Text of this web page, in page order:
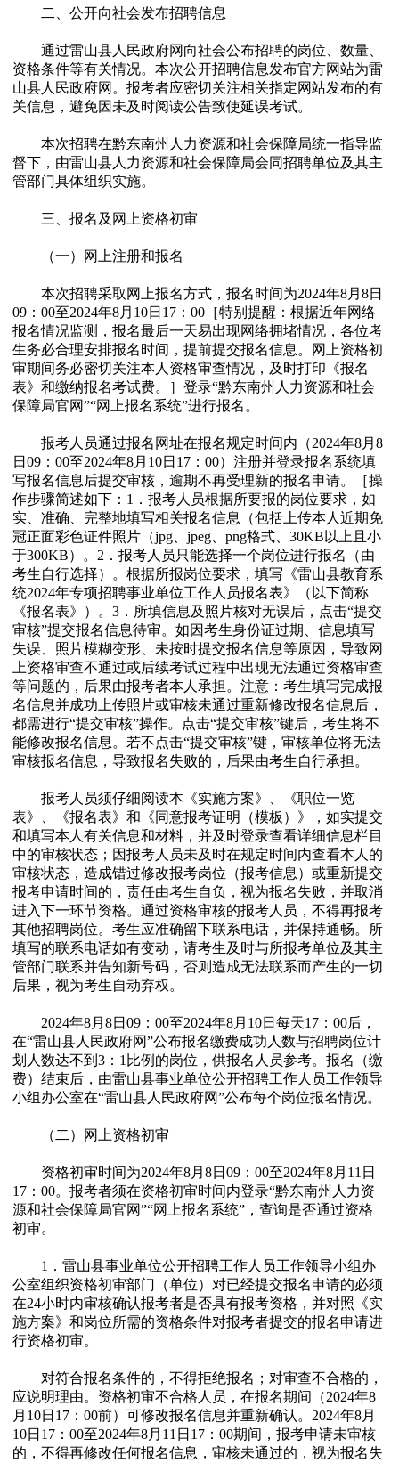
二、公开向社会发布招聘信息
通过雷山县人民政府网向社会公布招聘的岗位、数量、
资格条件等有关情况。本次公开招聘信息发布官方网站为雷
山县人民政府网。报考者应密切关注相关指定网站发布的有
关信息，避免因未及时阅读公告致使延误考试。
本次招聘在黔东南州人力资源和社会保障局统一指导监
督下，由雷山县人力资源和社会保障局会同招聘单位及其主
管部门具体组织实施。
三、报名及网上资格初审
（一）网上注册和报名
本次招聘采取网上报名方式，报名时间为2024年8月8日
09：00至2024年8月10日17：00［特别提醒：根据近年网络
报名情况监测，报名最后一天易出现网络拥堵情况，各位考
生务必合理安排报名时间，提前提交报名信息。网上资格初
审期间务必密切关注本人资格审查情况，及时打印《报名
表》和缴纳报名考试费。］登录“黔东南州人力资源和社会
保障局官网”“网上报名系统”进行报名。
报考人员通过报名网址在报名规定时间内（2024年8月8
日09：00至2024年8月10日17：00）注册并登录报名系统填
写报名信息后提交审核，逾期不再受理新的报名申请。［操
作步骤简述如下：1．报考人员根据所要报的岗位要求，如
实、准确、完整地填写相关报名信息（包括上传本人近期免
冠正面彩色证件照片（jpg、jpeg、png格式、30KB以上且小
于300KB）。2．报考人员只能选择一个岗位进行报名（由
考生自行选择）。根据所报岗位要求，填写《雷山县教育系
统2024年专项招聘事业单位工作人员报名表》（以下简称
《报名表》）。3．所填信息及照片核对无误后，点击“提交
审核”提交报名信息待审。如因考生身份证过期、信息填写
失误、照片模糊变形、未按时提交报名信息等原因，导致网
上资格审查不通过或后续考试过程中出现无法通过资格审查
等问题的，后果由报考者本人承担。注意：考生填写完成报
名信息并成功上传照片或审核未通过重新修改报名信息后，
都需进行“提交审核”操作。点击“提交审核”键后，考生将不
能修改报名信息。若不点击“提交审核”键，审核单位将无法
审核报名信息，导致报名失败的，后果由考生自行承担。
报考人员须仔细阅读本《实施方案》、《职位一览
表》、《报名表》和《同意报考证明（模板）》，如实提交
和填写本人有关信息和材料，并及时登录查看详细信息栏目
中的审核状态；因报考人员未及时在规定时间内查看本人的
审核状态，造成错过修改报考岗位（报考信息）或重新提交
报考申请时间的，责任由考生自负，视为报名失败，并取消
进入下一环节资格。通过资格审核的报考人员，不得再报考
其他招聘岗位。考生应准确留下联系电话，并保持通畅。所
填写的联系电话如有变动，请考生及时与所报考单位及其主
管部门联系并告知新号码，否则造成无法联系而产生的一切
后果，视为考生自动弃权。
2024年8月8日09：00至2024年8月10日每天17：00后，
在“雷山县人民政府网”公布报名缴费成功人数与招聘岗位计
划人数达不到3：1比例的岗位，供报名人员参考。报名（缴
费）结束后，由雷山县事业单位公开招聘工作人员工作领导
小组办公室在“雷山县人民政府网”公布每个岗位报名情况。
（二）网上资格初审
资格初审时间为2024年8月8日09：00至2024年8月11日
17：00。报考者须在资格初审时间内登录“黔东南州人力资
源和社会保障局官网”“网上报名系统”，查询是否通过资格
初审。
1．雷山县事业单位公开招聘工作人员工作领导小组办
公室组织资格初审部门（单位）对已经提交报名申请的必须
在24小时内审核确认报考者是否具有报考资格，并对照《实
施方案》和岗位所需的资格条件对报考者提交的报名申请进
行资格初审。
对符合报名条件的，不得拒绝报名；对审查不合格的，
应说明理由。资格初审不合格人员，在报名期间（2024年8
月10日17：00前）可修改报名信息并重新确认。2024年8月
10日17：00至2024年8月11日17：00期间，报考申请未审核
的，不得再修改任何报名信息，审核未通过的，视为报名失